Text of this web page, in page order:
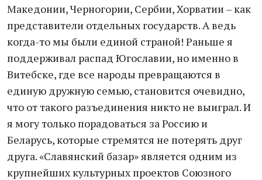
Македонии, Черногории, Сербии, Хорватии – как
представители отдельных государств. А ведь
когда-то мы были единой страной! Раньше я
поддерживал распад Югославии, но именно в
Витебске, где все народы превращаются в
единую дружную семью, становится очевидно,
что от такого разъединения никто не выиграл. И
я могу только порадоваться за Россию и
Беларусь, которые стремятся не потерять друг
друга. «Славянский базар» является одним из
крупнейших культурных проектов Союзного